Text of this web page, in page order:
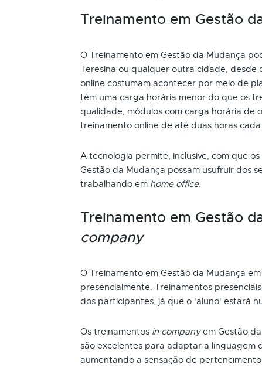
Treinamento em Gestão
O Treinamento em Gestão da Mudança
Teresina ou qualquer outra cidade, desde
online costumam acontecer por meio de
têm uma carga horária menor do que os
qualidade, módulos com carga horária de
treinamento online de até duas horas cada
A tecnologia permite, inclusive, com que
Gestão da Mudança possam usufruir dos
trabalhando em home office.
Treinamento em Gestão
company
O Treinamento em Gestão da Mudança
presencialmente. Treinamentos
dos participantes, já que o 'aluno' estará
Os treinamentos in companyem Gestão
são excelentes para adaptar a linguagem
aumentando a sensação de